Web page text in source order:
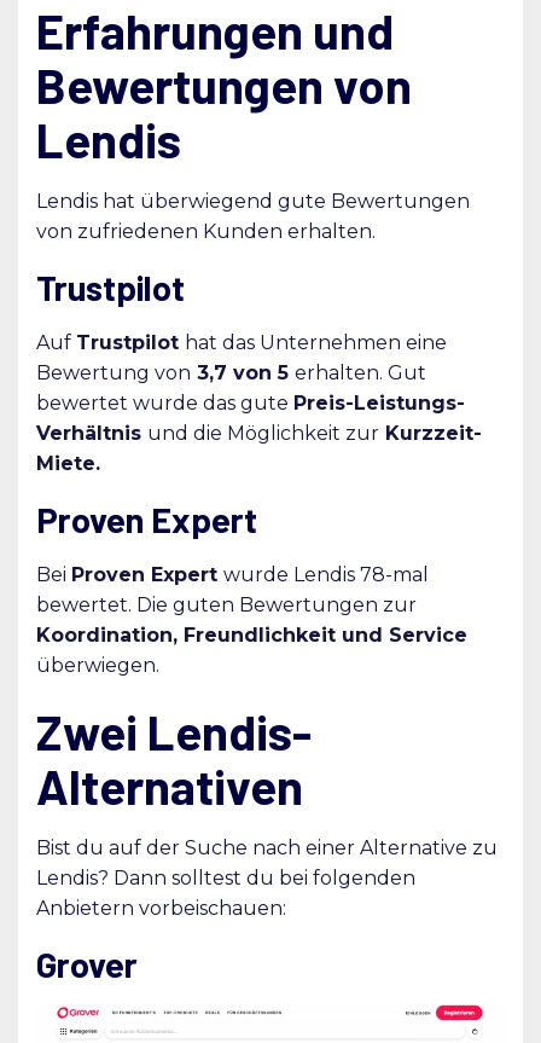
Erfahrungen und
Bewertungen von
Lendis
Lendis hat überwiegend gute Bewertungen
von zufriedenen Kunden erhalten.
Trustpilot
Auf Trustpilot hat das Unternehmen eine
Bewertung von 3,7 von 5 erhalten. Gut
bewertet wurde das gute Preis-Leistungs-
Verhältnis und die Möglichkeit zur Kurzzeit-
Miete.
Proven Expert
Bei Proven Expert wurde Lendis 78-mal
bewertet. Die guten Bewertungen zur
Koordination, Freundlichkeit und Service
überwiegen.
Zwei Lendis-
Alternativen
Bist du auf der Suche nach einer Alternative zu
Lendis? Dann solltest du bei folgenden
Anbietern vorbeischauen:
Grover